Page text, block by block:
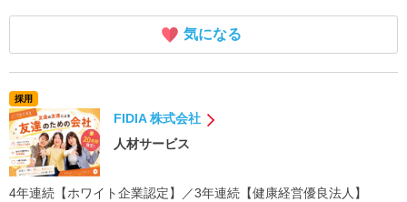
気になる
採用
FIDIA 株式会社
人材サービス
4年連続【ホワイト企業認定】／3年連続【健康経営優良法人】